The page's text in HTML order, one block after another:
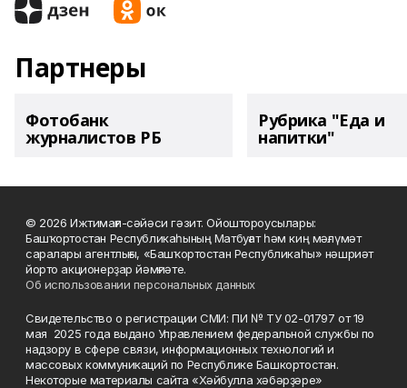
Партнеры
Фотобанк
журналистов РБ
Рубрика "Еда и
напитки"
© 2026 Ижтимағи-сәйәси гәзит. Ойоштороусылары:
Башҡортостан Республикаһының Матбуғат һәм киң мәғлүмәт
саралары агентлығы, «Башҡортостан Республикаһы» нәшриәт
йорто акционерҙар йәмғиәте.
Об использовании персональных данных
Свидетельство о регистрации СМИ: ПИ № ТУ 02-01797 от 19
мая 2025 года выдано Управлением федеральной службы по
надзору в сфере связи, информационных технологий и
массовых коммуникаций по Республике Башкортостан.
Некоторые материалы сайта «Хәйбулла хәбәрҙәре»